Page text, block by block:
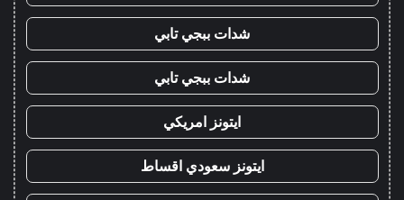
شدات ببجي تابي
شدات ببجي تابي
ايتونز امريكي
ايتونز سعودي اقساط